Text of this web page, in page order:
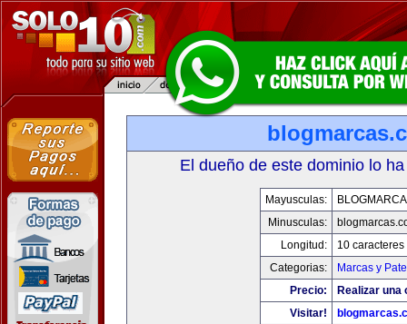
El dueño de este dominio lo
Mayusculas:
Minusculas:
Longitud:
10 caracteres
Categorias:
Marcas y
Precio:
Realizar una
Visitar!